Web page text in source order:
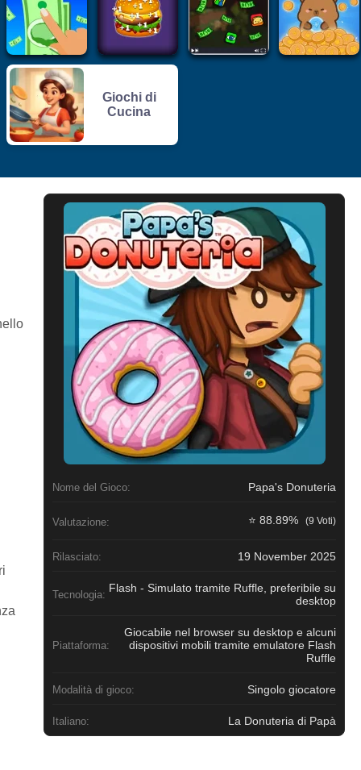
Nome del Gioco: Papa's Donuteria
Valutazione: ⭐ 88.89% (9 Voti)
Rilasciato: 19 November 2025
Tecnologia: Flash - Simulato tramite Ruffle, preferibile su
desktop
Piattaforma:
Giocabile nel browser su desktop e alcuni
dispositivi mobili tramite emulatore Flash
Ruffle
Modalità di gioco: Singolo giocatore
Italiano: La Donuteria di Papà
Giochi di
Cucina